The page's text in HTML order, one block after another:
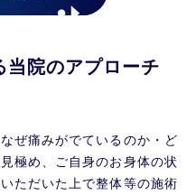
当院のアプローチ
ぜ痛みがでているのか・ど
極め、ご自身のお身体の状
ただいた上で整体等の施術